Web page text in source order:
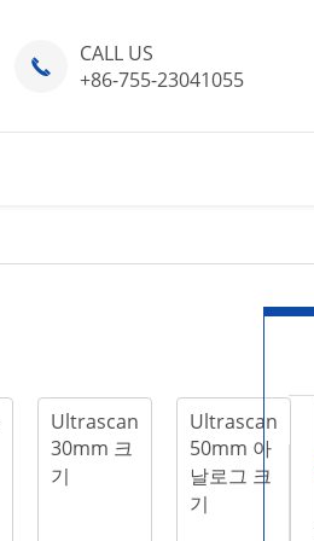

CALL US
+86-755-23041055
Ultrascan
30mm 크
기
Ultrascan
50mm 아
날로그 크
기